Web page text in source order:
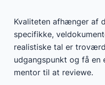
Kvaliteten afhænger af
specifikke,
realistiske tal er
udgangspunkt og få en
mentor til at reviewe.